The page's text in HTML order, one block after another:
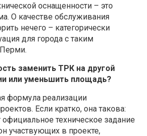
оснащенности – это
О качестве обслуживания
нечего – категорически
для города с таким
заменить ТРК на другой
или уменьшить площадь?
формула реализации
Если кратко, она такова:
официальное техническое задание
участвующих в проекте,